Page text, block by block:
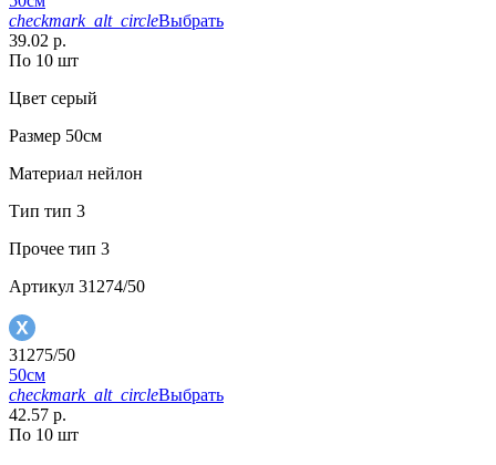
checkmark_alt_circleВыбрать
39.02 р.
По 10 шт
Цвет серый
Размер 50см
Материал нейлон
Тип тип 3
Прочее тип 3
Артикул 31274/50
31275/50
50см
checkmark_alt_circleВыбрать
42.57 р.
По 10 шт